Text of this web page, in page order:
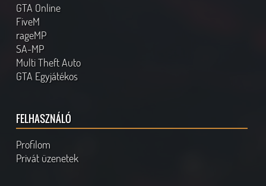
GTA Online
FiveM
rageMP
SA-MP
Multi Theft Auto
GTA Egyjátékos
FELHASZNÁLÓ
Profilom
Privát üzenetek